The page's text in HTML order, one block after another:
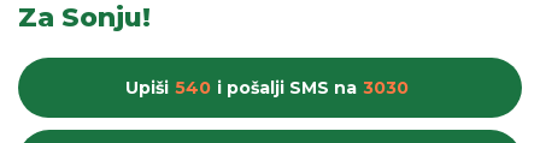
Za Sonju!
Upiši 540 i pošalji SMS na 3030